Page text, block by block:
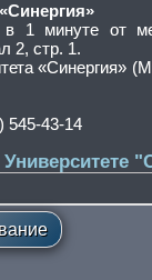
в 1 минуте от
2, стр. 1.
«Синергия»
(495) 545-43-14